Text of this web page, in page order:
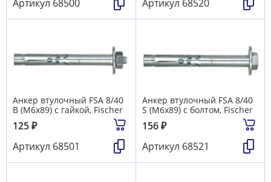
Артикул 68500
Артикул 68520
Анкер втулочный FSA 8/40
B (М6х89) с гайкой, Fischer
125₽
Артикул 68501
Анкер втулочный FSA 8/40
S (М6х89) с болтом, Fischer
156₽
Артикул 68521